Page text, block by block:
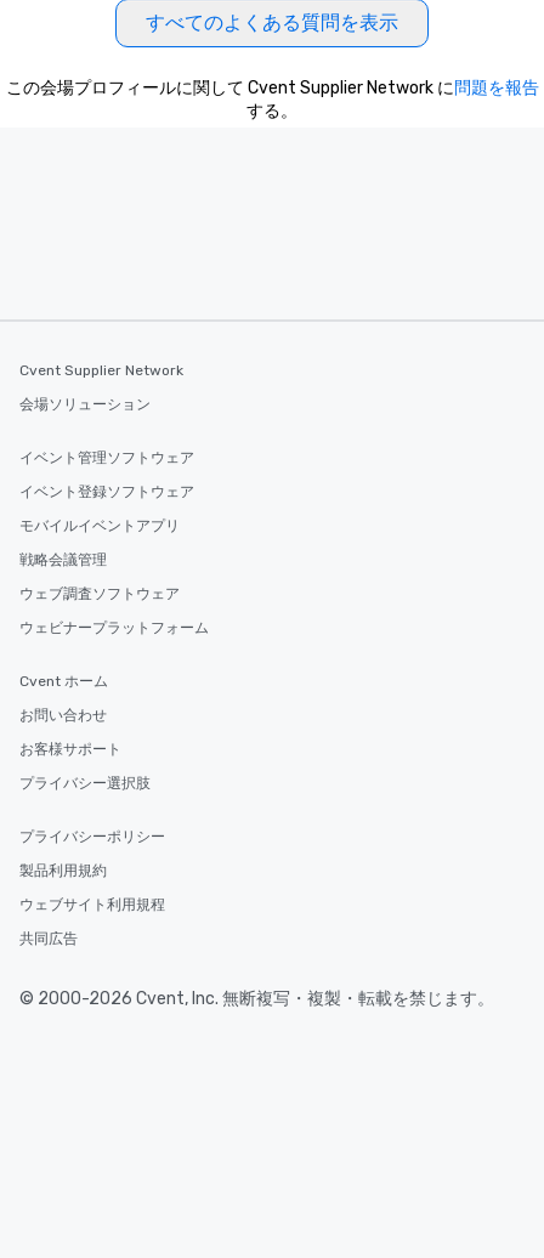
you to provide
needs. Go for as Long or as Short as
scheduling, Lip
すべてのよくある質問を表示
この会場プロフィールに関して Cvent Supplier Network に問題を報告
する。
Cvent Supplier Network
会場ソリューション
イベント管理ソフトウェア
イベント登録ソフトウェア
モバイルイベントアプリ
戦略会議管理
ウェブ調査ソフトウェア
ウェビナープラットフォーム
Cvent ホーム
お問い合わせ
お客様サポート
プライバシー選択肢
プライバシーポリシー
製品利用規約
ウェブサイト利用規程
共同広告
© 2000-2026 Cvent, Inc. 無断複写・複製・転載を禁じます。